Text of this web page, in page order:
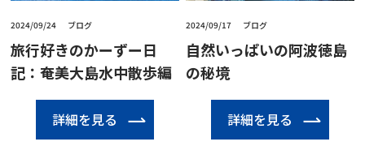
2024/09/24 ブログ
旅行好きのかーずー日
記：奄美大島水中散歩編
詳細を見る
2024/09/17 ブログ
自然いっぱいの阿波徳島
の秘境
詳細を見る